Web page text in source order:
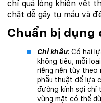
chỉ quá lỏng khiến vết
chặt dễ gây tụ máu và
Chuẩn bị dụng
Chỉ khâu: Có hai
không tiêu, mỗi
riêng nên tùy theo
phẫu thuật để lựa
đường kính sợi chỉ
vùng mặt có thể